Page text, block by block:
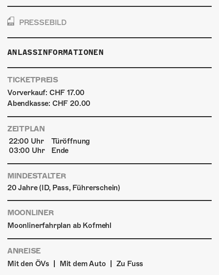
PRESSEBILD
ANLASSINFORMATIONEN
TICKETPREIS
Vorverkauf: CHF 17.00
Abendkasse: CHF 20.00
ZEITPLAN
22:00 Uhr
Türöffnung
03:00 Uhr
Ende
MINDESTALTER
20 Jahre (ID, Pass, Führerschein)
MOONLINER
Moonlinerfahrplan ab Kofmehl
ANREISE
Mit den ÖVs
Mit dem Auto Zu Fuss